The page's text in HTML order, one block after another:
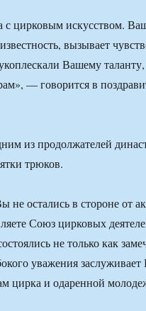
с цирковым искусством.
вызывает
Вашему
— говорится в
из продолжателей
трюков.
не остались в стороне от
Союз цирковых
не только как
уважения
цирка и одаренной